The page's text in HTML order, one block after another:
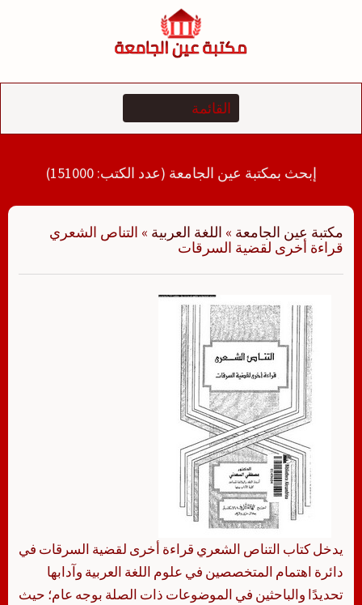
إبحث بمكتبة عين الجامعة (عدد الكتب: 151000)
مكتبة عين الجامعة » اللغة العربية » التناص الشعري
قراءة أخرى لقضية السرقات
يدخل كتاب التناص الشعري قراءة أخرى لقضية السرقات في
دائرة اهتمام المتخصصين في علوم اللغة العربية وآدابها
تحديدًا والباحثين في الموضوعات ذات الصلة بوجه عام؛ حيث